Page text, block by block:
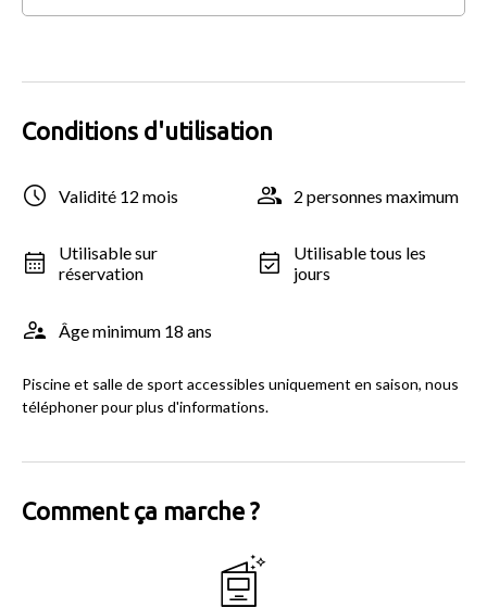
Conditions d'utilisation
Validité 12 mois 2 personnes maximum
Utilisable sur
réservation
Utilisable tous les
jours
Âge minimum 18 ans
Piscine et salle de sport accessibles uniquement en saison, nous
téléphoner pour plus d'informations.
Comment ça marche ?